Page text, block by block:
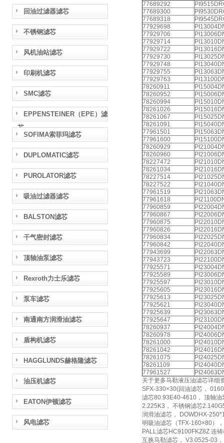
回油过滤器滤芯
不锈钢滤芯
风机油站滤芯
印刷机滤芯
SMC滤芯
EPPENSTEINER（EPE）滤
芯
SOFIMA索菲玛滤芯
DUPLOMATIC滤芯
PUROLATOR滤芯
吸油过滤器滤芯
BALSTON滤芯
干气密封滤芯
顶轴油泵滤芯
Rexroth力士乐滤芯
泵车滤芯
南通南方润滑油滤芯
盾构机滤芯
HAGGLUNDS赫格隆滤芯
油压机滤芯
EATON伊顿滤芯
风电滤芯
77689292
77689300
77689318
77929698
77929706
77929714
77929722
77929730
77929748
77929755
77929763
78260911
78260952
78260994
78261026
78261067
78261091
77961501
77961600
78260929
78260960
78227472
78261034
78227514
78227522
77961519
77961618
77960859
77960867
77960875
77960826
77960834
77960842
77943699
77943723
77925571
77925589
77925597
77925605
77925613
77925621
77925639
77925647
78260937
78260978
78261000
78261042
78261075
78261109
77961527
关于更多马勒液压油滤芯详细
SFX-330×30(回油滤芯，
滤芯80.93E40-4610， 顶轴
2.225K3， 不锈钢滤芯
润滑油滤芯， DOWDHX-
明吸油滤芯（TFX-160×80）
PALL滤芯HC9100FKZ8Z 连
互换马勒滤芯， V3.0525-03